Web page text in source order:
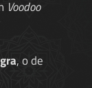
Voodoo
, o de